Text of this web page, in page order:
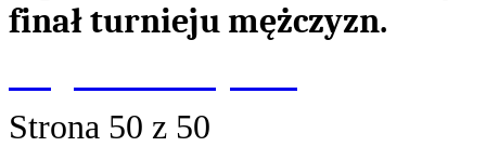
finał turnieju mężczyzn.
Strona 50 z 50